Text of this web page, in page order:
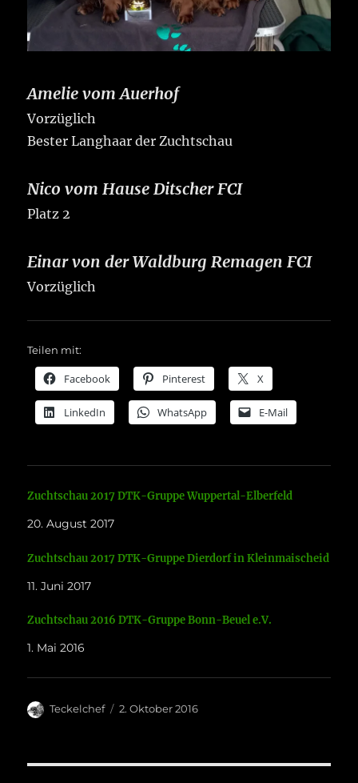
Amelie vom Auerhof
Vorzüglich
Bester Langhaar der Zuchtschau
Nico vom Hause Ditscher FCI
Platz 2
Einar von der Waldburg Remagen FCI
Vorzüglich
Teilen mit:
Facebook Pinterest X
LinkedIn WhatsApp E-Mail
Zuchtschau 2017 DTK-Gruppe Wuppertal-Elberfeld
20. August 2017
Zuchtschau 2017 DTK-Gruppe Dierdorf in Kleinmaischeid
11. Juni 2017
Zuchtschau 2016 DTK-Gruppe Bonn-Beuel e.V.
1. Mai 2016
Autor
Teckelchef
Veröffentlicht
2. Oktober 2016